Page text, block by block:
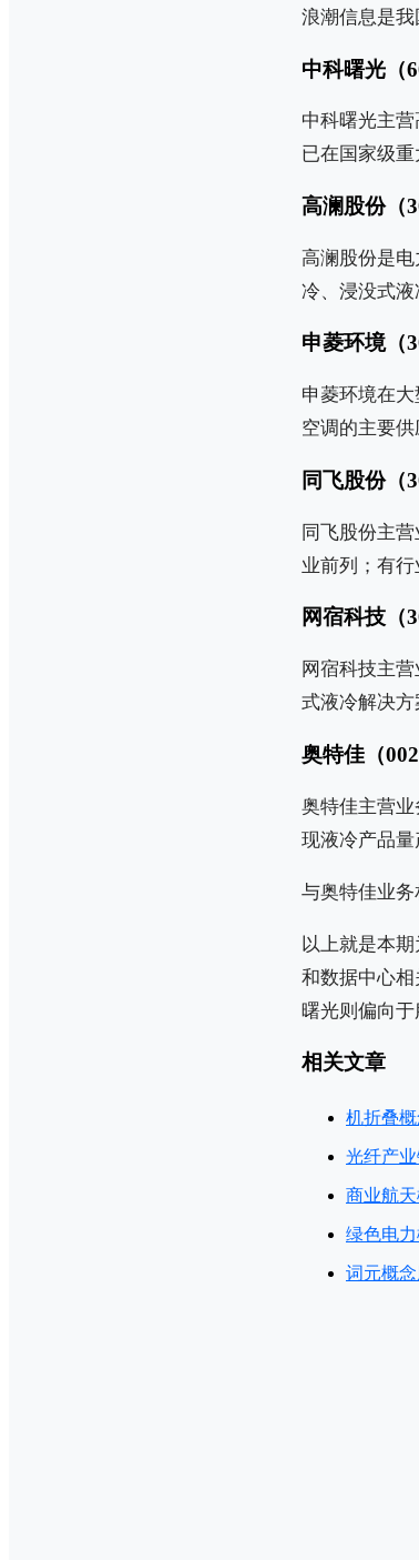
浪潮信息是
中科曙光（
中科曙光主
已在国家级重
高澜股份（
高澜股份是
冷、浸没式液
申菱环境（
申菱环境在
空调的主要
同飞股份（
同飞股份主
业前列；有
网宿科技（
网宿科技主
式液冷解决方
奥特佳（
奥特佳主营
现液冷产品量
与奥特佳业务
以上就是本
和数据中心
曙光则偏向于
相关文章
机折叠
光纤产
商业航
绿色电
词元概念